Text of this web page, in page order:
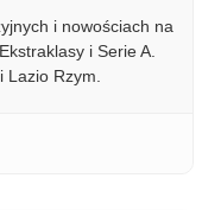
i nowościach na
i Serie A.
Rzym.